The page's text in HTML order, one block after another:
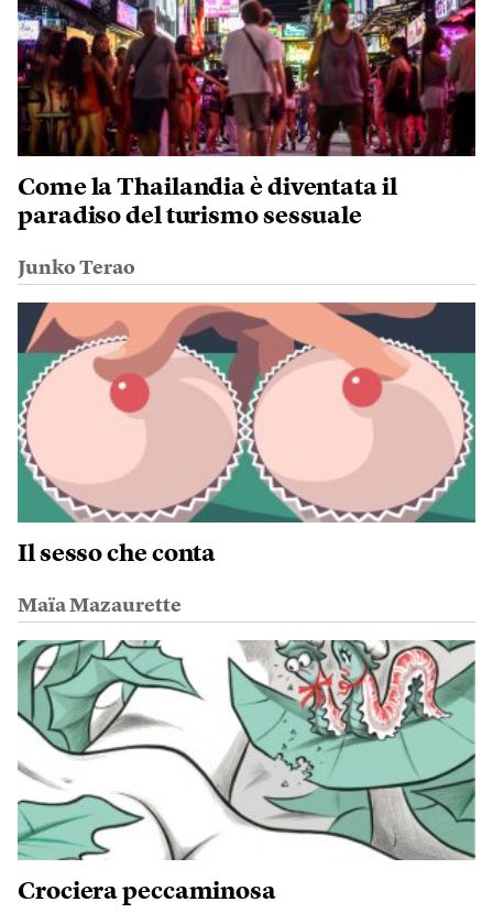
Come la Thailandia è diventata il
paradiso del turismo sessuale
Junko Terao
Il sesso che conta
Maïa Mazaurette
Crociera peccaminosa